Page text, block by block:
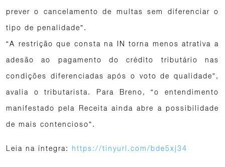
prever o cancelamento de multas sem diferenciar o
tipo de penalidade”.
“A restrição que consta na IN torna menos atrativa a
adesão ao pagamento do crédito tributário nas
condições diferenciadas após o voto de qualidade”,
avalia o tributarista. Para Breno, “o entendimento
manifestado pela Receita ainda abre a possibilidade
de mais contencioso”.
Leia na íntegra: https://tinyurl.com/bde5xj34